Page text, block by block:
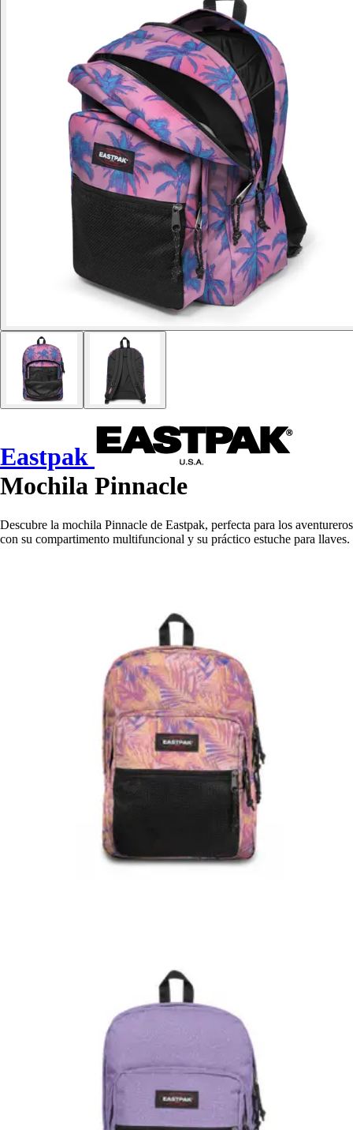
Eastpak
Mochila Pinnacle
Descubre la mochila Pinnacle de Eastpak, perfecta para los aventureros
con su compartimento multifuncional y su práctico estuche para llaves.